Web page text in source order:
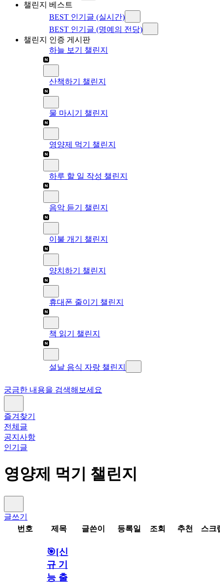
챌린지 베스트
BEST 인기글 (실시간)
BEST 인기글 (명예의 전당)
챌린지 인증 게시판
하늘 보기 챌린지
산책하기 챌린지
물 마시기 챌린지
영양제 먹기 챌린지
하루 할 일 작성 챌린지
음악 듣기 챌린지
이불 개기 챌린지
양치하기 챌린지
휴대폰 줄이기 챌린지
책 읽기 챌린지
설날 음식 자랑 챌린지
궁금한 내용을 검색해보세요
즐겨찾기
전체글
공지사항
인기글
영양제 먹기 챌린지
글쓰기
번호
제목 글쓴이 등록일 조회 추천 스크
🎯[신
규 기
능 출